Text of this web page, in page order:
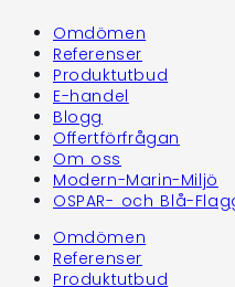
Omdömen
Referenser
Produktutbud
E-handel
Blogg
Offertförfrågan
Om oss
Modern-Marin-Miljö
OSPAR- och Blå-
Omdömen
Referenser
Produktutbud